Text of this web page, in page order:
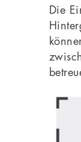
Die